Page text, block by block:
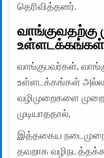
தெரிவித்தனர்.
வாங்குபவர்கள்,
உள்ளடக்கங்கள்
வழிமுறைகளை
முடியாததால்,
இத்தகைய
தவறாக